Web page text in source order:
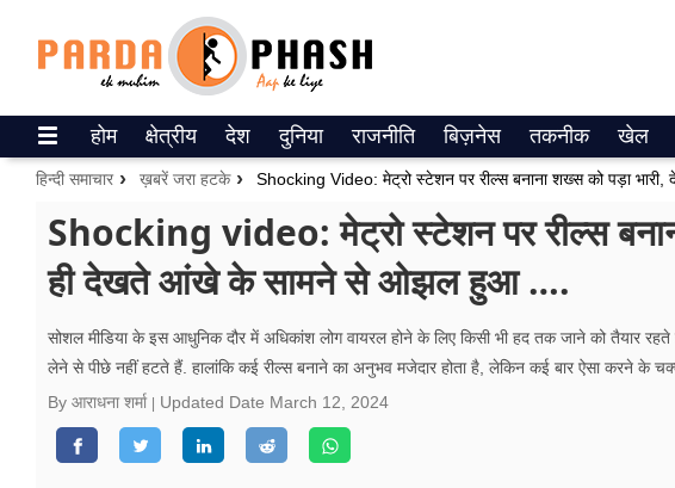
ePaper
वेब स्टोरीज
उत्तर प्रदेश
गैलरी
वीडियो
रिलेशनशिप
होम क्षेत्रीय देश दुनिया राजनीति बिज़नेस तकनीक खेल
हिन्दी समाचार ख़बरें जरा हटके
Shocking video: मेट्रो स्टेशन पर रील्स
ही देखते आंखे के सामने से ओझल हुआ ….
सोशल मीडिया के इस आधुनिक दौर में अधिकांश लोग वायरल होने के लिए किसी भी हद तक जाने को तैयार
लेने से पीछे नहीं हटते हैं. हालांकि कई रील्स बनाने का अनुभव मजेदार होता है, लेकिन कई बार ऐसा करने के
By आराधना शर्मा
Updated Date March 12, 2024